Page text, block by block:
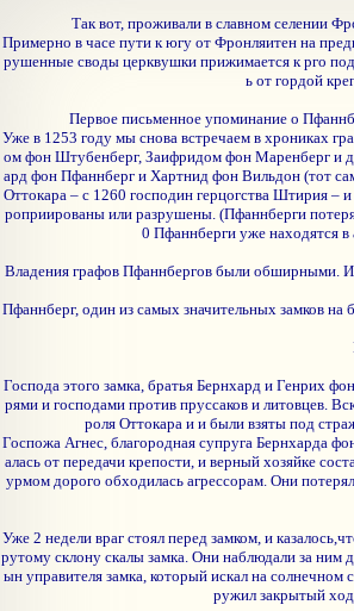
Так вот, проживали в славном селении
Примерно в часе пути к югу от Фронляитен на
рушенные своды церквушки прижимается к рго
ь от гордой
Первое письменное упоминание о
Уже в 1253 году мы снова встречаем в хрониках
ом фон Штубенберг, Заифридом фон Маренберг и
ард фон Пфаннберг и Хартнид фон Вильдон (тот
Оттокара – с 1260 господин герцогства Штирия –
роприированы или разрушены. (Пфаннберги
0 Пфаннберги уже находятся
Владения графов Пфаннбергов были обширными.
Пфаннберг, один из самых значительных замков
Господа этого замка, братья Бернхард и Генрих
рями и господами против пруссаков и литовцев.
роля Оттокара и и были взяты под
Госпожа Агнес, благородная супруга Бернхарда
алась от передачи крепости, и верный хозяйке
урмом дорого обходилась агрессорам. Они
Уже 2 недели враг стоял перед замком, и
рутому склону скалы замка. Они наблюдали за ним
ын управителя замка, который искал на
ружил закрытый